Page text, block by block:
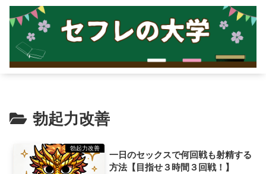
勃起力改善
勃起力改善
一日のセックスで何回戦も射精する
方法【目指せ３時間３回戦！】